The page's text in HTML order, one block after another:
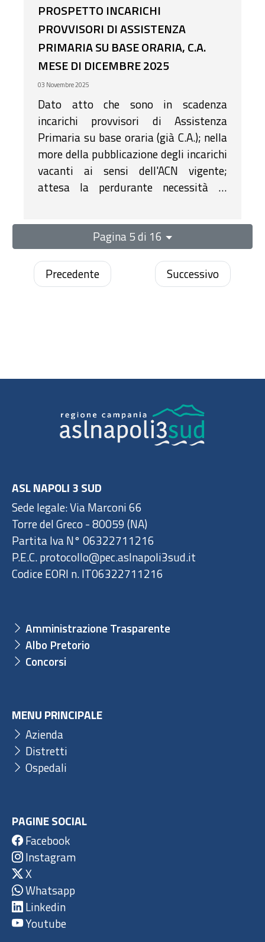
PROSPETTO INCARICHI
PROVVISORI DI ASSISTENZA
PRIMARIA SU BASE ORARIA, C.A.
MESE DI DICEMBRE 2025
03 Novembre 2025
Dato atto che sono in scadenza
incarichi provvisori di Assistenza
Primaria su base oraria (già C.A.); nella
more della pubblicazione degli incarichi
vacanti ai sensi dell'ACN vigente;
attesa la perdurante necessità di
rilevato, pertanto che sono da conferire
incarichi per il prossimo mese.
Pagina 5 di 16
Precedente Successivo
ASL NAPOLI 3 SUD
Sede legale: Via Marconi 66
Torre del Greco - 80059 (NA)
Partita Iva N° 06322711216
P.E.C. protocollo@pec.aslnapoli3sud.it
Codice EORI n. IT06322711216
Amministrazione Trasparente
Albo Pretorio
Concorsi
MENU PRINCIPALE
Azienda
Distretti
Ospedali
PAGINE SOCIAL
Facebook
Instagram
X
Whatsapp
Linkedin
Youtube